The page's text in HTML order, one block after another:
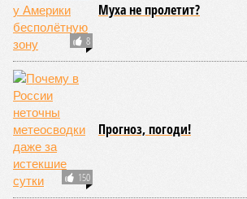
8
Муха не пролетит?
150
Прогноз, погоди!